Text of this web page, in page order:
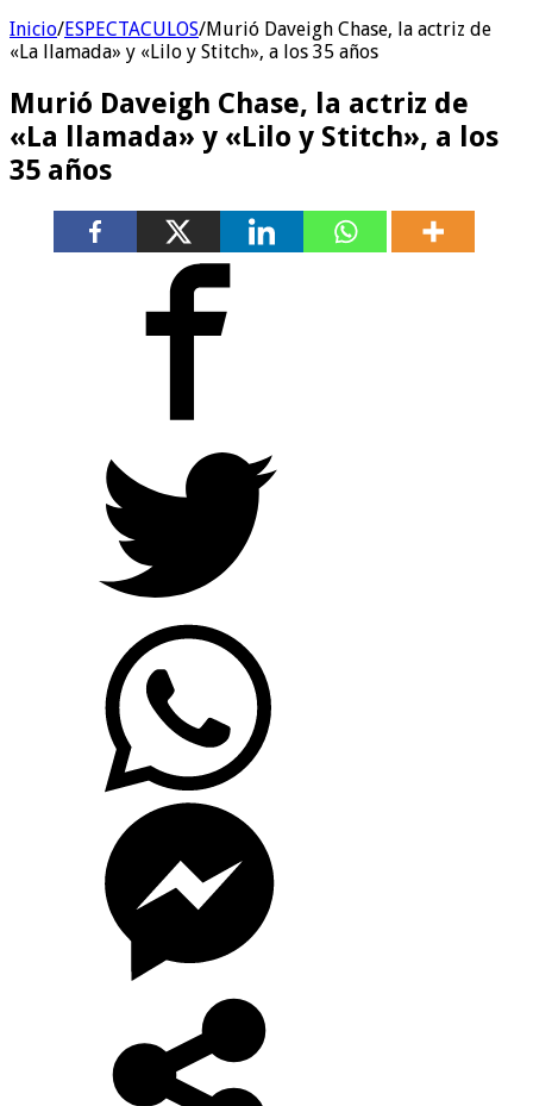
Inicio/ESPECTACULOS/Murió Daveigh Chase, la actriz de
«La llamada» y «Lilo y Stitch», a los 35 años
Murió Daveigh Chase, la actriz de
«La llamada» y «Lilo y Stitch», a los
35 años